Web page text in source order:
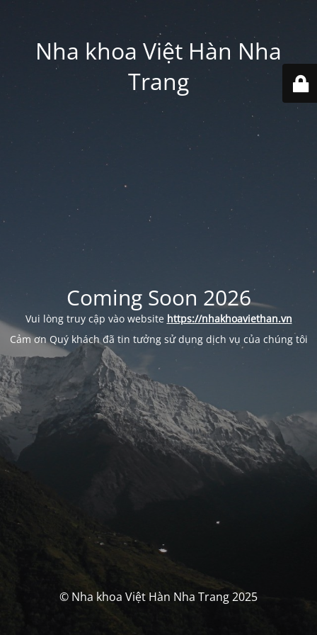
Nha khoa Việt Hàn Nha
Trang
Coming Soon 2026
Vui lòng truy cập vào website https://nhakhoaviethan.vn
Cảm ơn Quý khách đã tin tưởng sử dụng dịch vụ của chúng tôi
© Nha khoa Việt Hàn Nha Trang 2025